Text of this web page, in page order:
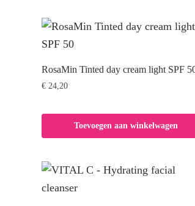
RosaMin Tinted day cream light SPF
€24,20
Toevoegen aan winkelwagen